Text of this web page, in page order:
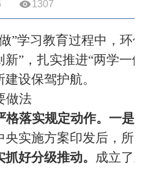
1307
”学习教育过程中，环
新”，扎实推进“两学一
建设保驾护航。
做法
格落实规定动作。 一是
央实施方案印发后，所
好分级推动。 成立了